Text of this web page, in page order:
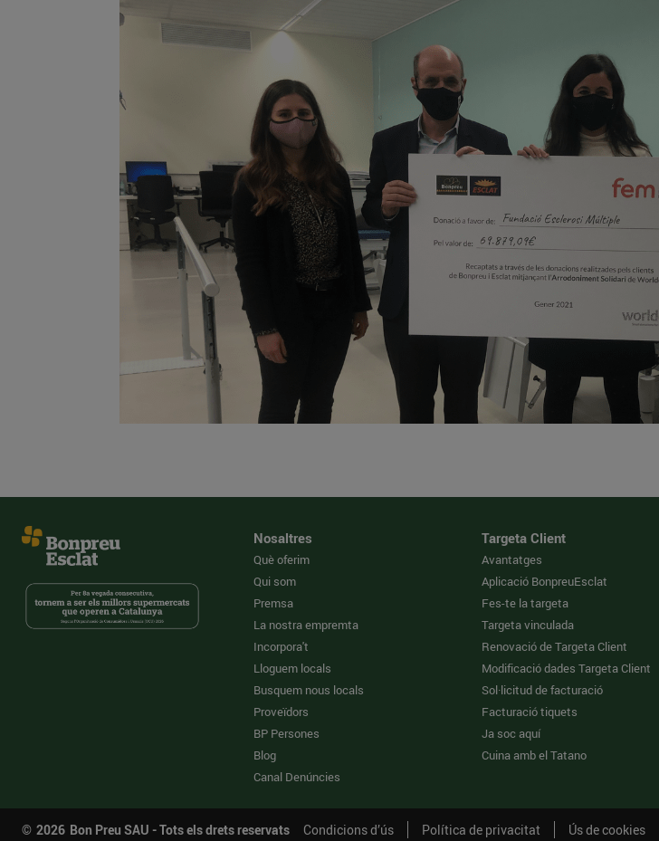
Nosaltres
Què oferim
Qui som
Premsa
La nostra empremta
Incorpora't
Lloguem locals
Busquem nous locals
Proveïdors
BP Persones
Blog
Canal Denúncies
Targeta Client
Avantatges
Aplicació BonpreuEsclat
Fes-te la targeta
Targeta vinculada
Renovació de Targeta Client
Modificació dades Targeta Client
Sol·licitud de facturació
Facturació tiquets
Ja soc aquí
Cuina amb el Tatano
© 2026 Bon Preu SAU - Tots els drets reservats Condicions d’ús Política de privacitat Ús de cookies